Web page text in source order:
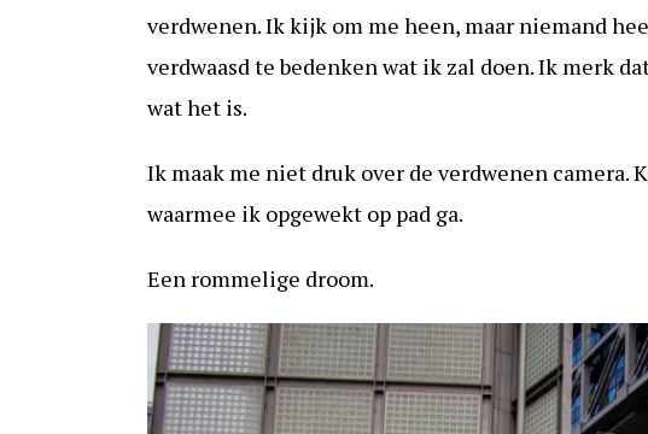
verdwenen. Ik kijk om me heen, maar niemand
verdwaasd te bedenken wat ik zal doen. Ik merk
wat het is.
Ik maak me niet druk over de verdwenen camera.
waarmee ik opgewekt op pad ga.
Een rommelige droom.